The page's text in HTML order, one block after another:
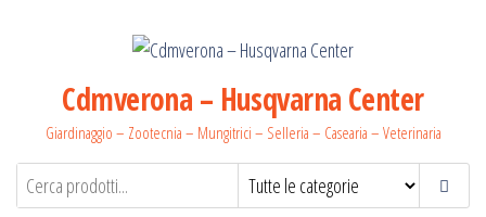
contenuto
Cdmverona – Husqvarna Center
Giardinaggio – Zootecnia – Mungitrici – Selleria – Casearia – Veterinaria